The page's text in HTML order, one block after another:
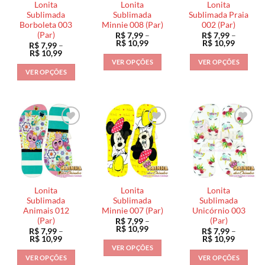
Lonita
Sublimada
Borboleta 003
(Par)
R$7,99 –
R$ 10,99Faixa
preço:
R$ 7,99
através
VER OPÇÕES
tem
várias
variantes.
As
opções
podem
ser
escolhidas
na
página
do
produto
Lonita
Sublimada
Minnie 008 (Par)
R$7,99 –
R$ 10,99Faixa
preço:
R$ 7,99
através
VER OPÇÕES
várias
variantes.
As
opções
podem
ser
escolhidas
na
página
do
produto
Lonita
Sublimada Praia
002 (Par)
R$7,99 –
R$ 10,99Faixa
preço:
R$ 7,99
através
VER OPÇÕES
várias
variantes.
As
opções
podem
ser
escolhidas
na
página
do
produto
Lonita
Sublimada
Animais 012
(Par)
R$7,99 –
R$ 10,99Faixa
preço:
R$ 7,99
VER OPÇÕES
Lonita
Sublimada
Minnie 007 (Par)
R$7,99 –
R$ 10,99Faixa
preço:
R$ 7,99
através
VER OPÇÕES
Lonita
Sublimada
Unicórnio 003
(Par)
R$7,99 –
R$ 10,99Faixa
preço:
R$ 7,99
VER OPÇÕES